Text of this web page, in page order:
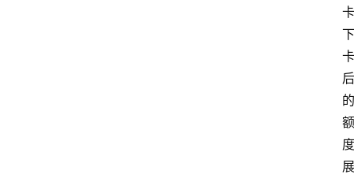
卡
下
卡
后
的
额
度
展